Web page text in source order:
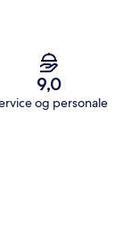
9,0
og personale